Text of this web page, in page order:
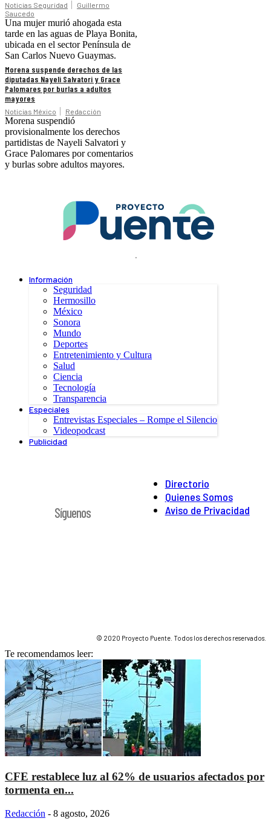
Noticias Seguridad
Guillermo
Saucedo
Una mujer murió ahogada esta
tarde en las aguas de Playa Bonita,
ubicada en el sector Península de
San Carlos Nuevo Guaymas.
Morena suspende derechos de las
diputadas Nayeli Salvatori y Grace
Palomares por burlas a adultos
mayores
Noticias México Redacción
Morena suspendió
provisionalmente los derechos
partidistas de Nayeli Salvatori y
Grace Palomares por comentarios
y burlas sobre adultos mayores.
.
Información
Seguridad
Hermosillo
México
Sonora
Mundo
Deportes
Entretenimiento y Cultura
Salud
Ciencia
Tecnología
Transparencia
Especiales
Entrevistas Especiales – Rompe el Silencio
Videopodcast
Publicidad
Directorio
Quienes Somos
Aviso de Privacidad
Síguenos
© 2020 Proyecto Puente. Todos los derechos reservados.
Te recomendamos leer:
CFE restablece luz al 62% de usuarios afectados por
tormenta en...
Redacción - 8 agosto, 2026